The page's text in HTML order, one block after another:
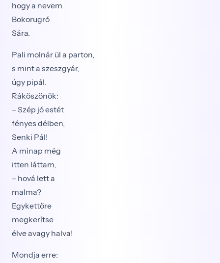
hogy a nevem
Bokorugró
Sára.
Pali molnár ül a parton,
s mint a szeszgyár,
úgy pipál.
Ráköszönök:
– Szép jó estét
fényes délben,
Senki Pál!
A minap még
itten láttam,
– hová lett a
malma?
Egykettőre
megkerítse
élve avagy halva!
Mondja erre: